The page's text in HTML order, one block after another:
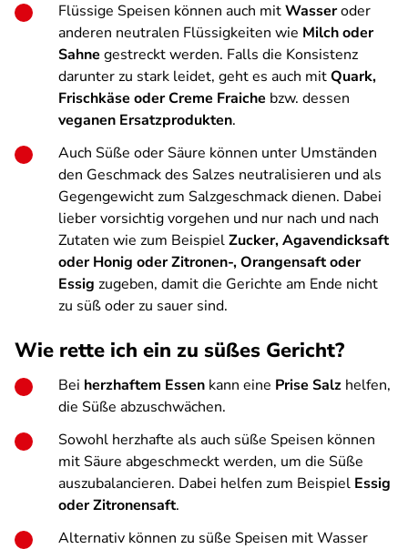
Flüssige Speisen können auch mitWasseroder
anderen neutralen Flüssigkeiten wie Milch oder
Sahne gestreckt werden. Falls die Konsistenz
darunter zu stark leidet, geht es auch mitQuark,
Frischkäse oder Creme Fraiche bzw. dessen
veganen Ersatzprodukten.
Auch Süße oder Säure können unter Umständen
den Geschmack des Salzes neutralisieren und als
Gegengewicht zum Salzgeschmack dienen. Dabei
lieber vorsichtig vorgehen und nur nach und nach
Zutaten wie zum BeispielZucker, Agavendicksaft
oder Honig oder Zitronen-, Orangensaft oder
Essig zugeben, damit die Gerichte am Ende nicht
zu süß oder zu sauer sind.
Wie rette ich ein zu süßes Gericht?
Bei herzhaftem Essen kann eine Prise Salz helfen,
die Süße abzuschwächen.
Sowohl herzhafte als auch süße Speisen können
mit Säure abgeschmeckt werden, um die Süße
auszubalancieren. Dabei helfen zum Beispiel Essig
oder Zitronensaft.
Alternativ können zu süße Speisen mit Wasser